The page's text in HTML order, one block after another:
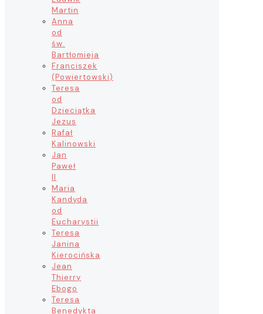
Martin
Anna
od
św.
Bartłomieja
Franciszek
(Powiertowski)
Teresa
od
Dzieciątka
Jezus
Rafał
Kalinowski
Jan
Paweł
II
Maria
Kandyda
od
Eucharystii
Teresa
Janina
Kierocińska
Jean
Thierry
Ebogo
Teresa
Benedykta